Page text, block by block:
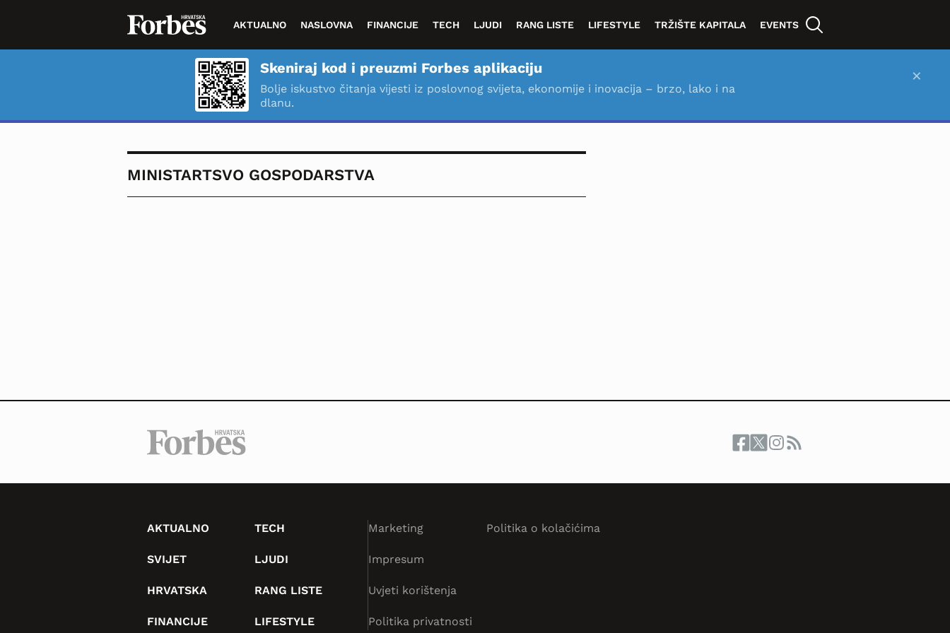
AKTUALNO NASLOVNA FINANCIJE TECH LJUDI RANG LISTE LIFESTYLE TRŽIŠTE KAPITALA EVENTS
Skeniraj kod i preuzmi Forbes aplikaciju
Bolje iskustvo čitanja vijesti iz poslovnog svijeta, ekonomije i inovacija – brzo, lako i na
dlanu.
×
MINISTARTSVO GOSPODARSTVA
AKTUALNO
SVIJET
HRVATSKA
FINANCIJE
TECH
LJUDI
RANG LISTE
LIFESTYLE
Marketing
Impresum
Uvjeti korištenja
Politika privatnosti
Politika o kolačićima